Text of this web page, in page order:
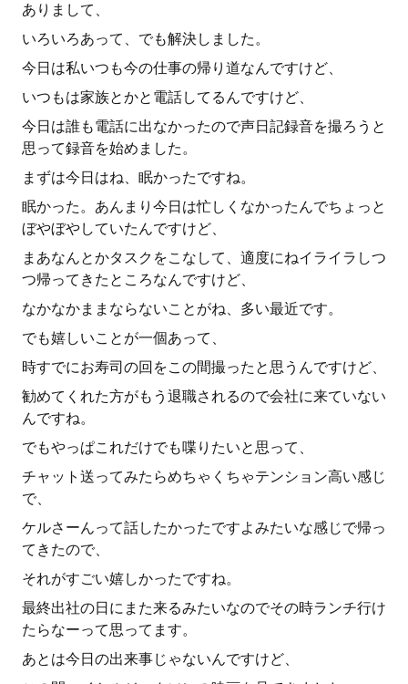
ありまして、
いろいろあって、でも解決しました。
今日は私いつも今の仕事の帰り道なんですけど、
いつもは家族とかと電話してるんですけど、
今日は誰も電話に出なかったので声日記録音を撮ろうと
思って録音を始めました。
まずは今日はね、眠かったですね。
眠かった。あんまり今日は忙しくなかったんでちょっと
ぼやぼやしていたんですけど、
まあなんとかタスクをこなして、適度にねイライラしつ
つ帰ってきたところなんですけど、
なかなかままならないことがね、多い最近です。
でも嬉しいことが一個あって、
時すでにお寿司の回をこの間撮ったと思うんですけど、
勧めてくれた方がもう退職されるので会社に来ていない
んですね。
でもやっぱこれだけでも喋りたいと思って、
チャット送ってみたらめちゃくちゃテンション高い感じ
で、
ケルさーんって話したかったですよみたいな感じで帰っ
てきたので、
それがすごい嬉しかったですね。
最終出社の日にまた来るみたいなのでその時ランチ行け
たらなーって思ってます。
あとは今日の出来事じゃないんですけど、